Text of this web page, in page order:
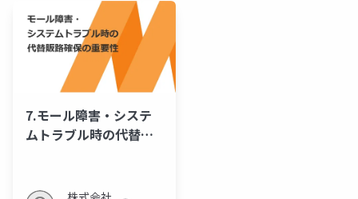
7.モール障害・システ
ムトラブル時の代替販